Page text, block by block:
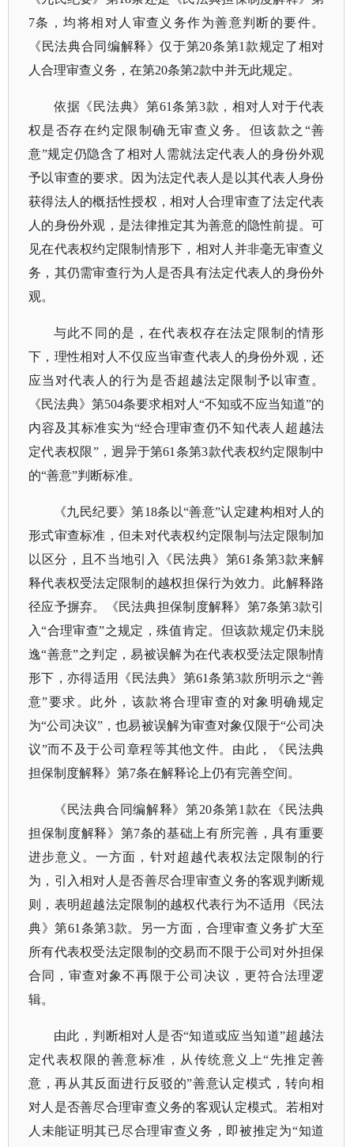
7条，均将相对人审查义务作为善意判断的要件。
《民法典合同编解释》仅于第20条第1款规定了相对
人合理审查义务，在第20条第2款中并无此规定。
依据《民法典》第61条第3款，相对人对于代表
权是否存在约定限制确无审查义务。但该款之“善
意”规定仍隐含了相对人需就法定代表人的身份外观
予以审查的要求。因为法定代表人是以其代表人身份
获得法人的概括性授权，相对人合理审查了法定代表
人的身份外观，是法律推定其为善意的隐性前提。可
见在代表权约定限制情形下，相对人并非毫无审查义
务，其仍需审查行为人是否具有法定代表人的身份外
观。
与此不同的是，在代表权存在法定限制的情形
下，理性相对人不仅应当审查代表人的身份外观，还
应当对代表人的行为是否超越法定限制予以审查。
《民法典》第504条要求相对人“不知或不应当知道”的
内容及其标准实为“经合理审查仍不知代表人超越法
定代表权限”，迥异于第61条第3款代表权约定限制中
的“善意”判断标准。
《九民纪要》第18条以“善意”认定建构相对人的
形式审查标准，但未对代表权约定限制与法定限制加
以区分，且不当地引入《民法典》第61条第3款来解
释代表权受法定限制的越权担保行为效力。此解释路
径应予摒弃。《民法典担保制度解释》第7条第3款引
入“合理审查”之规定，殊值肯定。但该款规定仍未脱
逸“善意”之判定，易被误解为在代表权受法定限制情
形下，亦得适用《民法典》第61条第3款所明示之“善
意”要求。此外，该款将合理审查的对象明确规定
为“公司决议”，也易被误解为审查对象仅限于“公司决
议”而不及于公司章程等其他文件。由此，《民法典
担保制度解释》第7条在解释论上仍有完善空间。
《民法典合同编解释》第20条第1款在《民法典
担保制度解释》第7条的基础上有所完善，具有重要
进步意义。一方面，针对超越代表权法定限制的行
为，引入相对人是否善尽合理审查义务的客观判断规
则，表明超越法定限制的越权代表行为不适用《民法
典》第61条第3款。另一方面，合理审查义务扩大至
所有代表权受法定限制的交易而不限于公司对外担保
合同，审查对象不再限于公司决议，更符合法理逻
辑。
由此，判断相对人是否“知道或应当知道”超越法
定代表权限的善意标准，从传统意义上“先推定善
意，再从其反面进行反驳的”善意认定模式，转向相
对人是否善尽合理审查义务的客观认定模式。若相对
人未能证明其已尽合理审查义务，即被推定为“知道